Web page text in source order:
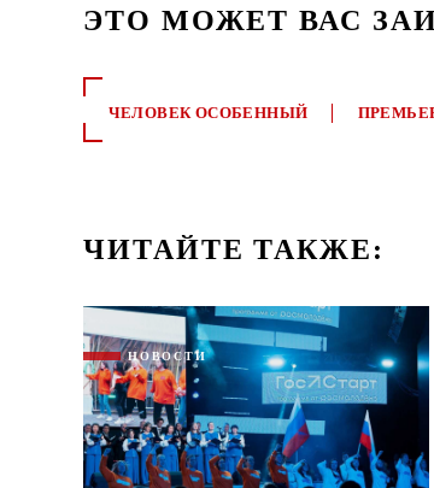
ЭТО МОЖЕТ ВАС
ЧЕЛОВЕК ОСОБЕННЫЙ
ЧИТАЙТЕ ТАКЖЕ:
НОВОСТИ